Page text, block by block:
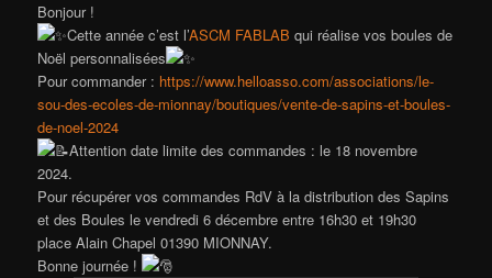
Bonjour !
Cette année c’est l’ASCM FABLAB qui réalise vos boules de
Noël personnalisées
Pour commander : https://www.helloasso.com/associations/le-
sou-des-ecoles-de-mionnay/boutiques/vente-de-sapins-et-boules-
de-noel-2024
Attention date limite des commandes : le 18 novembre
2024.
Pour récupérer vos commandes RdV à la distribution des Sapins
et des Boules le vendredi 6 décembre entre 16h30 et 19h30
place Alain Chapel 01390 MIONNAY.
Bonne journée !